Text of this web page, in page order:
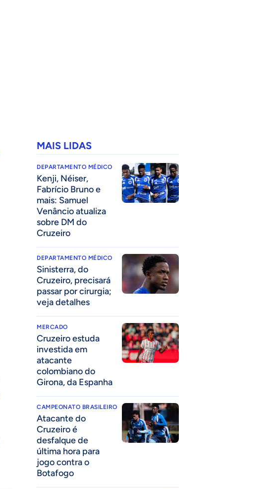
MAIS LIDAS
DEPARTAMENTO MÉDICO
Kenji, Néiser,
Fabrício Bruno e
mais: Samuel
Venâncio atualiza
sobre DM do
Cruzeiro
DEPARTAMENTO MÉDICO
Sinisterra, do
Cruzeiro, precisará
passar por cirurgia;
veja detalhes
MERCADO
Cruzeiro estuda
investida em
atacante
colombiano do
Girona, da Espanha
CAMPEONATO BRASILEIRO
Atacante do
Cruzeiro é
desfalque de
última hora para
jogo contra o
Botafogo